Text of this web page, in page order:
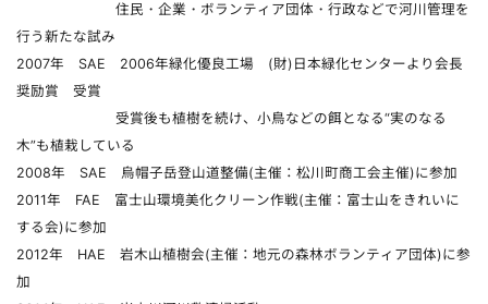
住民・企業・ボランティア団体・行政などで河川管理を
行う新たな試み
2007年 SAE 2006年緑化優良工場 (財)日本緑化センターより会長
奨励賞 受賞
受賞後も植樹を続け、小鳥などの餌となる“実のなる
木”も植栽している
2008年 SAE 烏帽子岳登山道整備(主催：松川町商工会主催)に参加
2011年 FAE 富士山環境美化クリーン作戦(主催：富士山をきれいに
する会)に参加
2012年 HAE 岩木山植樹会(主催：地元の森林ボランティア団体)に参
加